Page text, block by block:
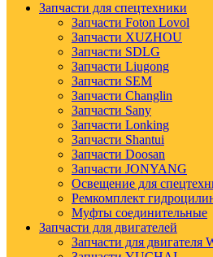
Запчасти для спецтехники
Запчасти Foton Lovol
Запчасти XUZHOU
Запчасти SDLG
Запчасти Liugong
Запчасти SEM
Запчасти Changlin
Запчасти Sany
Запчасти Lonking
Запчасти Shantui
Запчасти Doosan
Запчасти JONYANG
Освещение для
Ремкомплект
Муфты соединительные
Запчасти для двигателей
Запчасти для двигателя